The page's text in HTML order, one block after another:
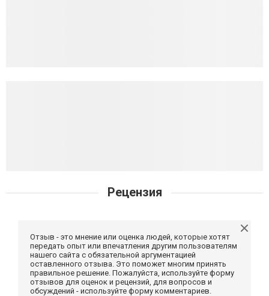
Рецензия
Отзыв - это мнение или оценка людей, которые хотят
передать опыт или впечатления другим пользователям
нашего сайта с обязательной аргументацией
оставленного отзыва. Это поможет многим принять
правильное решение. Пожалуйста, используйте форму
отзывов для оценок и рецензий, для вопросов и
обсуждений - используйте форму комментариев.